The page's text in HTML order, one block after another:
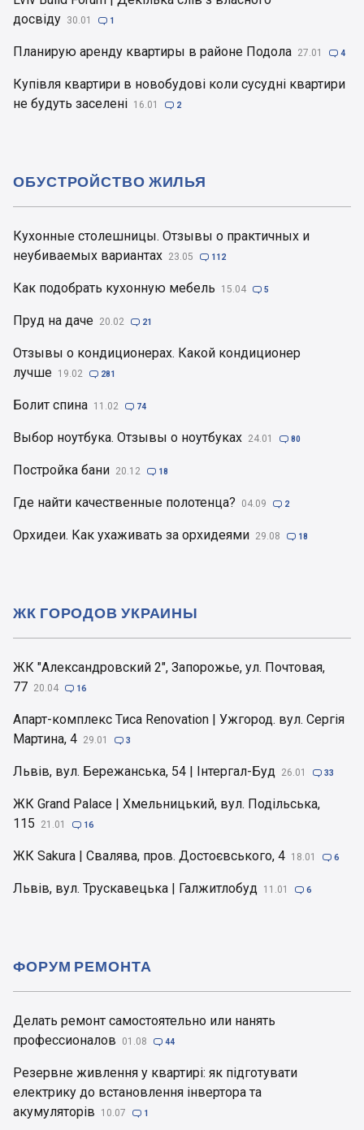
досвіду 30.01  1
Планирую аренду квартиры в районе Подола 27.01  4
Купівля квартири в новобудові коли сусудні квартири
не будуть заселені 16.01  2
Кухонные столешницы. Отзывы о практичных и
неубиваемых вариантах 23.05  112
Как подобрать кухонную мебель 15.04  5
Пруд на даче 20.02  21
Отзывы о кондиционерах. Какой кондиционер
лучше 19.02  281
Болит спина 11.02  74
Выбор ноутбука. Отзывы о ноутбуках 24.01  80
Постройка бани 20.12  18
Где найти качественные полотенца? 04.09  2
Орхидеи. Как ухаживать за орхидеями 29.08  18
ОБУСТРОЙСТВО ЖИЛЬЯ
ЖК "Александровский 2", Запорожье, ул. Почтовая,
77 20.04  16
Апарт-комплекс Тиса Renovation | Ужгород. вул. Сергія
Мартина, 4 29.01  3
Львів, вул. Бережанська, 54 | Інтергал-Буд 26.01  33
ЖК Grand Palace | Хмельницький, вул. Подільська,
115
21.01  16
ЖК Sakura | Свалява, пров. Достоєвського, 4 18.01  6
Львів, вул. Трускавецька | Галжитлобуд 11.01  6
ЖК ГОРОДОВ УКРАИНЫ
Делать ремонт самостоятельно или нанять
профессионалов
01.08  44
Резервне живлення у квартирі: як підготувати
електрику до встановлення інвертора та
акумуляторів
10.07  1
ФОРУМ РЕМОНТА